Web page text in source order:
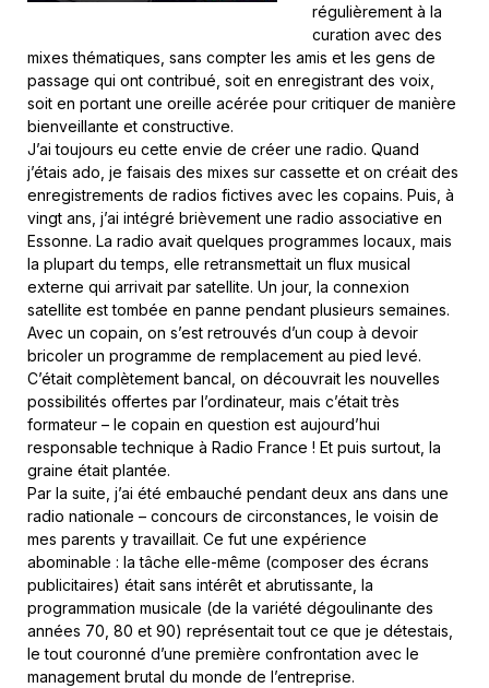
régulièrement à la
curation avec des
mixes thématiques, sans compter les amis et les gens de
passage qui ont contribué, soit en enregistrant des voix,
soit en portant une oreille acérée pour critiquer de manière
bienveillante et constructive.
J’ai toujours eu cette envie de créer une radio. Quand
j’étais ado, je faisais des mixes sur cassette et on créait des
enregistrements de radios fictives avec les copains. Puis, à
vingt ans, j’ai intégré brièvement une radio associative en
Essonne. La radio avait quelques programmes locaux, mais
la plupart du temps, elle retransmettait un flux musical
externe qui arrivait par satellite. Un jour, la connexion
satellite est tombée en panne pendant plusieurs semaines.
Avec un copain, on s’est retrouvés d’un coup à devoir
bricoler un programme de remplacement au pied levé.
C’était complètement bancal, on découvrait les nouvelles
possibilités offertes par l’ordinateur, mais c’était très
formateur – le copain en question est aujourd’hui
responsable technique à Radio France ! Et puis surtout, la
graine était plantée.
Par la suite, j’ai été embauché pendant deux ans dans une
radio nationale – concours de circonstances, le voisin de
mes parents y travaillait. Ce fut une expérience
abominable : la tâche elle-même (composer des écrans
publicitaires) était sans intérêt et abrutissante, la
programmation musicale (de la variété dégoulinante des
années 70, 80 et 90) représentait tout ce que je détestais,
le tout couronné d’une première confrontation avec le
management brutal du monde de l’entreprise.